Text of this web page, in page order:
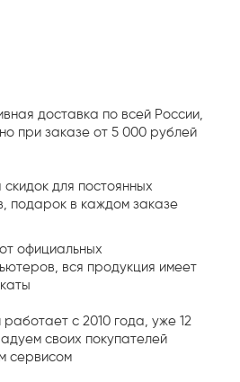
доставка по всей России,
при заказе от 5 000 рублей
для постоянных
подарок в каждом заказе
официальных
вся продукция имеет
с 2010 года, уже 12
своих покупателей
сервисом